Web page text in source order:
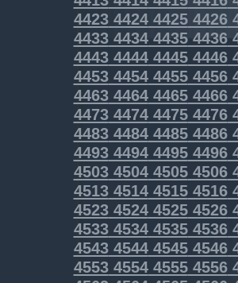
4423442444254426
4433443444354436
4443444444454446
4453445444554456
4463446444654466
4473447444754476
4483448444854486
4493449444954496
4503450445054506
4513451445154516
4523452445254526
4533453445354536
4543454445454546
4553455445554556